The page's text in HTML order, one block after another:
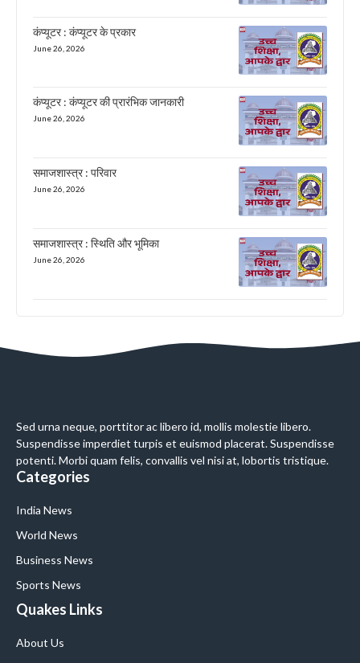
कंप्यूटर : कंप्यूटर के प्रकार
June 26, 2026
कंप्यूटर : कंप्यूटर की प्रारंभिक जानकारी
June 26, 2026
समाजशास्त्र : परिवार
June 26, 2026
समाजशास्त्र : स्थिति और भूमिका
June 26, 2026
Sed urna neque, porttitor ac libero id, mollis molestie libero.
Suspendisse imperdiet turpis et euismod placerat. Suspendisse
potenti. Morbi quam felis, convallis vel nisi at, lobortis tristique.
Categories
India News
World News
Business News
Sports News
Quakes Links
About Us